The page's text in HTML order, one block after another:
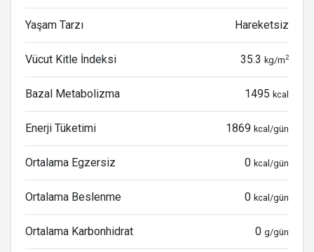
Yaşam Tarzı Hareketsiz
Vücut Kitle İndeksi 35.3 kg/m2
Bazal Metabolizma 1495 kcal
Enerji Tüketimi 1869 kcal/gün
Ortalama Egzersiz 0 kcal/gün
Ortalama Beslenme 0 kcal/gün
Ortalama Karbonhidrat 0 g/gün